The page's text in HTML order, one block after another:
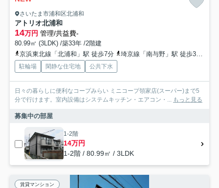
さいたま市浦和区北浦和
アトリオ北浦和
14万円 管理/共益費-
80.99㎡ (3LDK) /築33年 /2階建
京浜東北線「北浦和」駅 徒歩7分
埼京線「南与野」駅 徒歩30分
駐輪場 閑静な住宅地 公共下水
日々の暮らしに便利なコープみらい ミニコープ領家店(スーパー)まで5
分で行けます。室内設備はシステムキッチン・エアコン・... もっと見る
募集中の部屋
1-2階
14万円
1-2階 / 80.99㎡ / 3LDK
賃貸マンション